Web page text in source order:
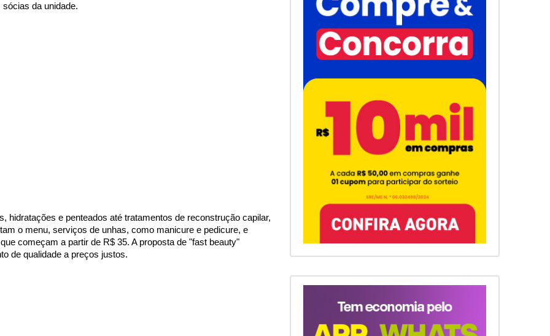
da unidade.
e penteados até tratamentos de reconstrução capilar,
o menu, serviços de unhas, como manicure e pedicure, e
começam a partir de R$ 35. A proposta de "fast beauty"
de qualidade a preços justos.